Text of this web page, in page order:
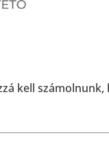
kell